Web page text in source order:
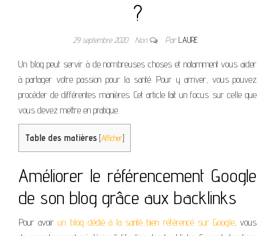
?
29 septembre 2020 Non ParLAURE
Un blog peut servir à de nombreuses choses et notamment vous aider
à partager votre passion pour la santé. Pour y arriver, vous pouvez
procéder de différentes manières. Cet article fait un focus sur celle que
vous devez mettre en pratique.
Table des matières [Afficher]
Améliorer le référencement Google
de son blog grâce aux backlinks
Pour avoirun blog dédié à la santé bien référencé sur Google, vous